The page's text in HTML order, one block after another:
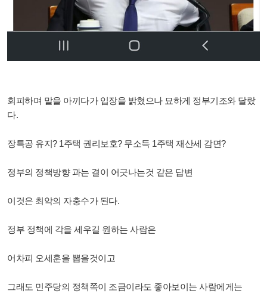
회피하며 말을 아끼다가 입장을 밝혔으나 묘하게 정부기조와 달랐
다.
장특공 유지? 1주택 권리보호? 무소득 1주택 재산세 감면?
정부의 정책방향 과는 결이 어긋나는것 같은 답변
이것은 최악의 자충수가 된다.
정부 정책에 각을 세우길 원하는 사람은
어차피 오세훈을 뽑을것이고
그래도 민주당의 정책쪽이 조금이라도 좋아보이는 사람에게는